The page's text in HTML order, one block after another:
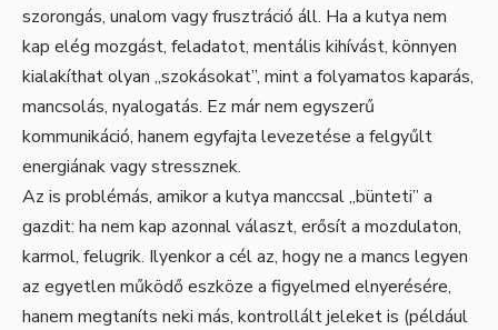
szorongás, unalom vagy frusztráció áll. Ha a kutya nem
kap elég mozgást, feladatot, mentális kihívást, könnyen
kialakíthat olyan „szokásokat”, mint a folyamatos kaparás,
mancsolás, nyalogatás. Ez már nem egyszerű
kommunikáció, hanem egyfajta levezetése a felgyűlt
energiának vagy stressznek.
Az is problémás, amikor a kutya manccsal „bünteti” a
gazdit: ha nem kap azonnal választ, erősít a mozdulaton,
karmol, felugrik. Ilyenkor a cél az, hogy ne a mancs legyen
az egyetlen működő eszköze a figyelmed elnyerésére,
hanem megtaníts neki más, kontrollált jeleket is (például